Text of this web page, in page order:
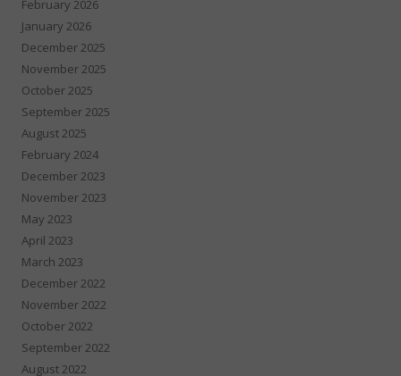
February 2026
January 2026
December 2025
November 2025
October 2025
September 2025
August 2025
February 2024
December 2023
November 2023
May 2023
April 2023
March 2023
December 2022
November 2022
October 2022
September 2022
August 2022